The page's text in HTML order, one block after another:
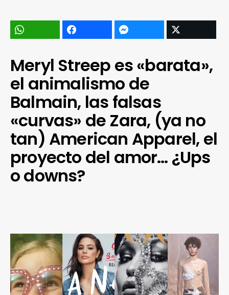
Meryl Streep es «barata»,
el animalismo de
Balmain, las falsas
«curvas» de Zara, (ya no
tan) American Apparel, el
proyecto del amor… ¿Ups
o downs?